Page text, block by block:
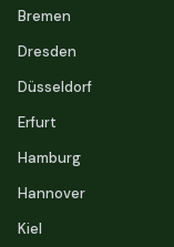
Bremen
Dresden
Düsseldorf
Erfurt
Hamburg
Hannover
Kiel